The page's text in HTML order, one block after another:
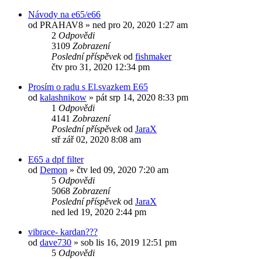
Návody na e65/e66
od PRAHAV8 » ned pro 20, 2020 1:27 am
2 Odpovědi
3109 Zobrazení
Poslední příspěvekod fishmaker
čtv pro 31, 2020 12:34 pm
Prosím o radu s El.svazkem E65
od kalashnikow » pát srp 14, 2020 8:33 pm
1 Odpovědi
4141 Zobrazení
Poslední příspěvekod JaraX
stř zář 02, 2020 8:08 am
E65 a dpf filter
od Demon » čtv led 09, 2020 7:20 am
5 Odpovědi
5068 Zobrazení
Poslední příspěvekod JaraX
ned led 19, 2020 2:44 pm
vibrace- kardan???
od dave730 » sob lis 16, 2019 12:51 pm
5 Odpovědi